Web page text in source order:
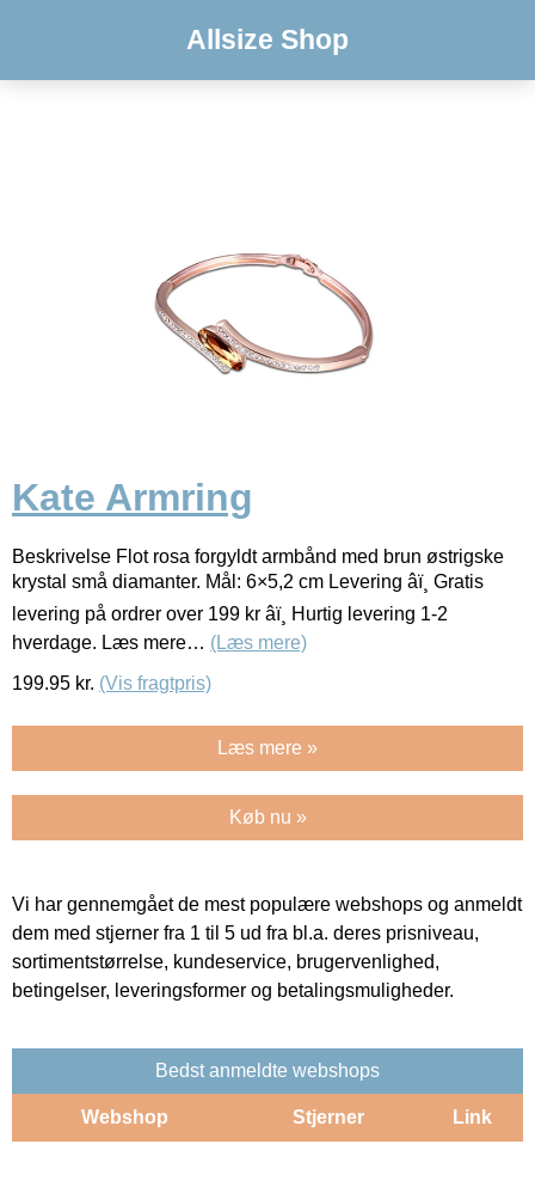
Allsize Shop
Kate Armring
Beskrivelse Flot rosa forgyldt armbånd med brun østrigske
krystal små diamanter. Mål: 6×5,2 cm Levering âï¸ Gratis
levering på ordrer over 199 kr âï¸ Hurtig levering 1-2
hverdage. Læs mere… (Læs mere)
199.95 kr. (Vis fragtpris)
Læs mere »
Køb nu »
Vi har gennemgået de mest populære webshops og anmeldt
dem med stjerner fra 1 til 5 ud fra bl.a. deres prisniveau,
sortimentstørrelse, kundeservice, brugervenlighed,
betingelser, leveringsformer og betalingsmuligheder.
Bedst anmeldte webshops
Webshop Stjerner Link